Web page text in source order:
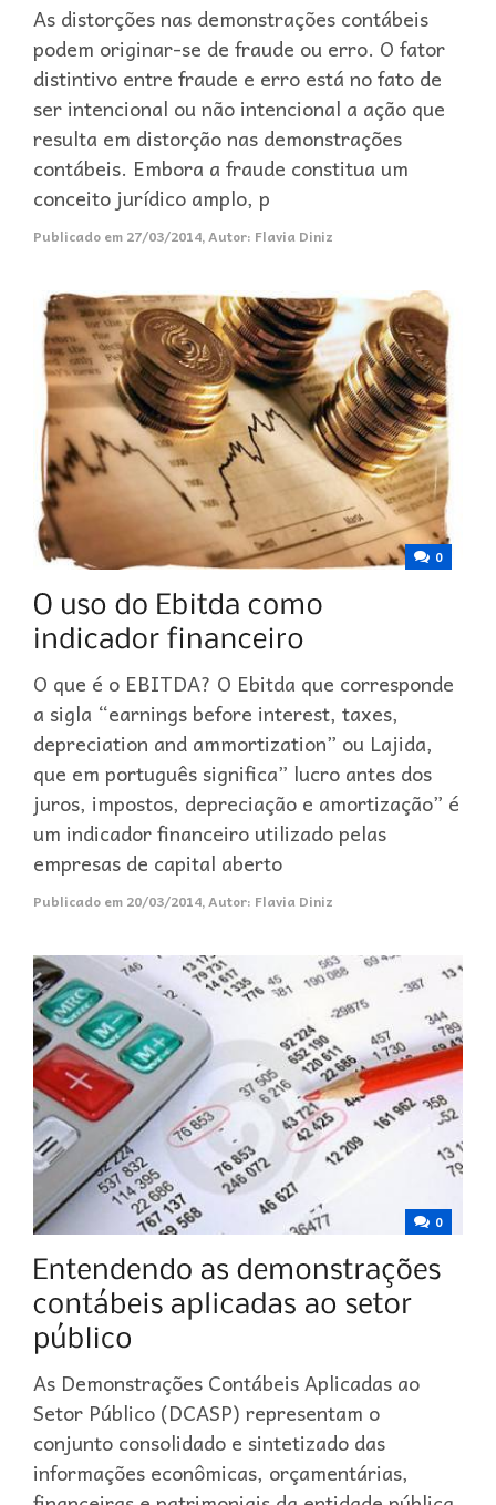
As distorções nas demonstrações contábeis
podem originar-se de fraude ou erro. O fator
distintivo entre fraude e erro está no fato de
ser intencional ou não intencional a ação que
resulta em distorção nas demonstrações
contábeis. Embora a fraude constitua um
conceito jurídico amplo, p
Publicado em 27/03/2014,Autor: Flavia Diniz
0
O que é o EBITDA? O Ebitda que corresponde
a sigla “earnings before interest, taxes,
depreciation and ammortization” ou Lajida,
que em português significa” lucro antes dos
juros, impostos, depreciação e amortização” é
um indicador financeiro utilizado pelas
empresas de capital aberto
Publicado em 20/03/2014,Autor: Flavia Diniz
0
As Demonstrações Contábeis Aplicadas ao
Setor Público (DCASP) representam o
conjunto consolidado e sintetizado das
informações econômicas, orçamentárias,